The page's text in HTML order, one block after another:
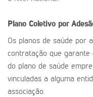
Plano Coletivo por
Os planos de saúde por
contratação que garante
do plano de saúde
vinculadas a alguma
associação.